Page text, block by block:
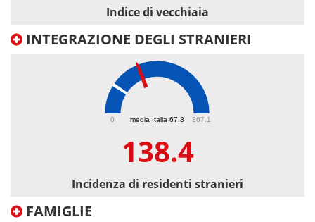
Indice di vecchiaia
INTEGRAZIONE DEGLI STRANIERI
media Italia 67.8
0 367.1
138.4
Incidenza di residenti stranieri
FAMIGLIE